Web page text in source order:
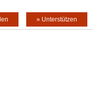
» Unterstützen